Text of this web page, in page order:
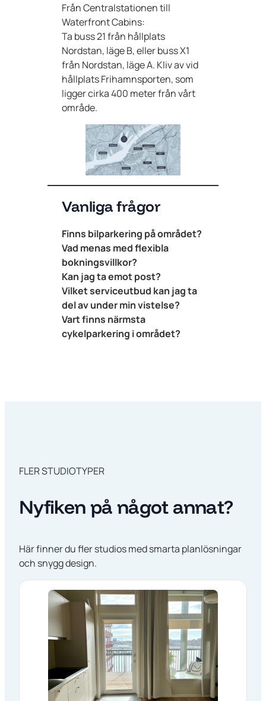
Från Centralstationen till
Waterfront Cabins:
Ta buss 21 från hållplats
Nordstan, läge B, eller buss X1
från Nordstan, läge A. Kliv av vid
hållplats Frihamnsporten, som
ligger cirka 400 meter från vårt
område.
Vanliga frågor
Finns bilparkering på området?
Vad menas med flexibla
bokningsvillkor?
Kan jag ta emot post?
Vilket serviceutbud kan jag ta
del av under min vistelse?
Vart finns närmsta
cykelparkering i området?
FLER STUDIOTYPER
Nyfiken på något annat?
Här finner du fler studios med smarta planlösningar
och snygg design.